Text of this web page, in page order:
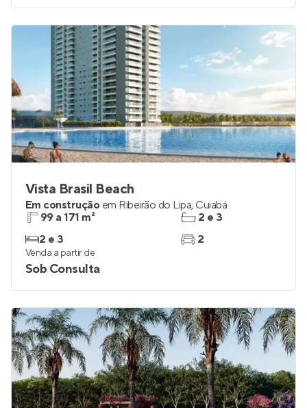
Vista Brasil Beach
Em construção em Ribeirão do Lipa, Cuiabá
99 a 171 m²
2 e 3
2 e 3
2
Venda a partir de
Sob Consulta